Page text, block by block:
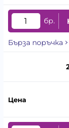
бр.
Бърза поръчка